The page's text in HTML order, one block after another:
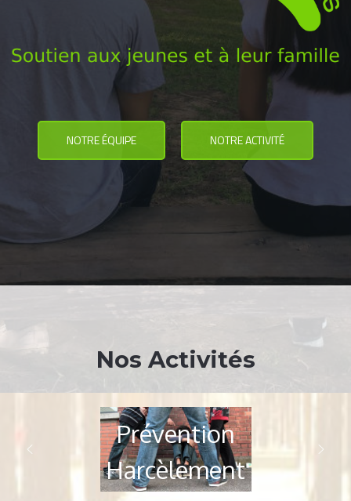
NOTRE ÉQUIPE NOTRE ACTIVITÉ
Nos Activités
Prévention
Harcèlement